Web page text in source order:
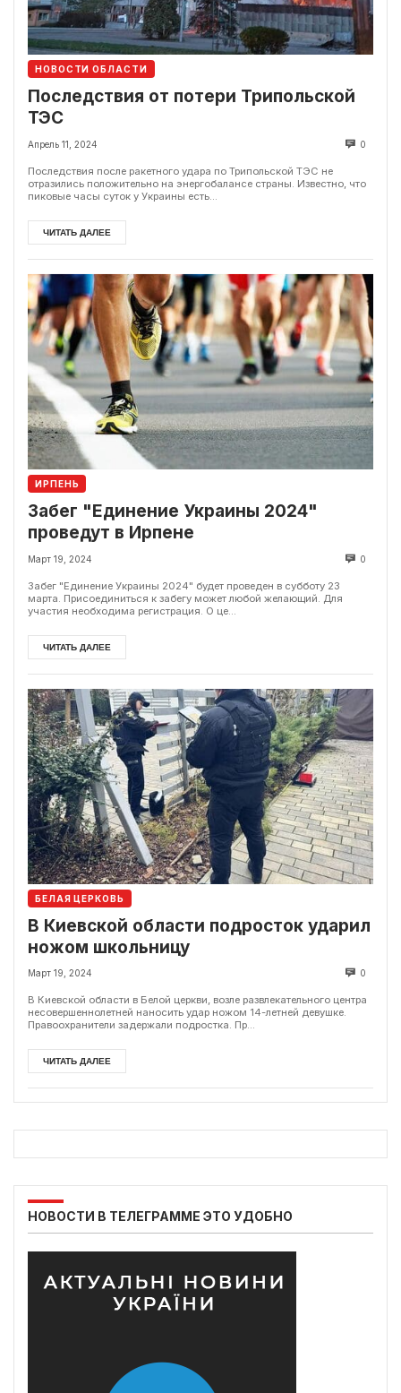
НОВОСТИ ОБЛАСТИ
Последствия от потери Трипольской
ТЭС
Апрель 11, 2024 0
Последствия после ракетного удара по Трипольской ТЭС не
отразились положительно на энергобалансе страны. Известно, что
пиковые часы суток у Украины есть...
ЧИТАТЬ ДАЛЕЕ
ИРПЕНЬ
Забег "Единение Украины 2024"
проведут в Ирпене
Март 19, 2024 0
Забег "Единение Украины 2024" будет проведен в субботу 23
марта. Присоединиться к забегу может любой желающий. Для
участия необходима регистрация. О це...
ЧИТАТЬ ДАЛЕЕ
БЕЛАЯ ЦЕРКОВЬ
В Киевской области подросток ударил
ножом школьницу
Март 19, 2024 0
В Киевской области в Белой церкви, возле развлекательного центра
несовершеннолетней наносить удар ножом 14-летней девушке.
Правоохранители задержали подростка. Пр...
ЧИТАТЬ ДАЛЕЕ
НОВОСТИ В ТЕЛЕГРАММЕ ЭТО УДОБНО